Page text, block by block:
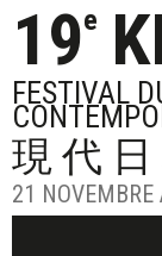
19e
FESTIVAL
現代
21